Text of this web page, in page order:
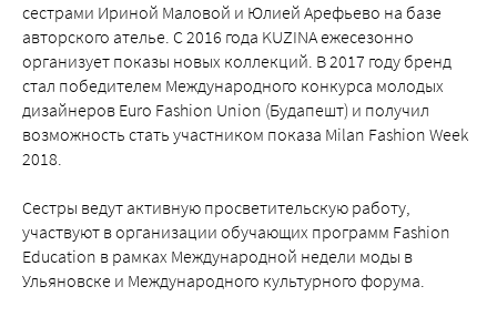
сестрами Ириной Маловой и Юлией Арефьево на базе
авторского ателье. С 2016 года KUZINA ежесезонно
организует показы новых коллекций. В 2017 году бренд
стал победителем Международного конкурса молодых
дизайнеров Euro Fashion Union (Будапешт) и получил
возможность стать участником показа Milan Fashion Week
2018.
Сестры ведут активную просветительскую работу,
участвуют в организации обучающих программ Fashion
Education в рамках Международной недели моды в
Ульяновске и Международного культурного форума.